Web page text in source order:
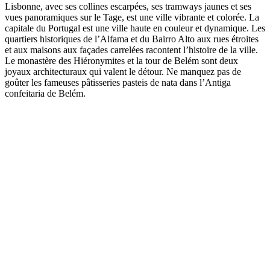
Lisbonne, avec ses collines escarpées, ses tramways jaunes et ses
vues panoramiques sur le Tage, est une ville vibrante et colorée. La
capitale du Portugal est une ville haute en couleur et dynamique. Les
quartiers historiques de l’Alfama et du Bairro Alto aux rues étroites
et aux maisons aux façades carrelées racontent l’histoire de la ville.
Le monastère des Hiéronymites et la tour de Belém sont deux
joyaux architecturaux qui valent le détour. Ne manquez pas de
goûter les fameuses pâtisseries pasteis de nata dans l’Antiga
confeitaria de Belém.